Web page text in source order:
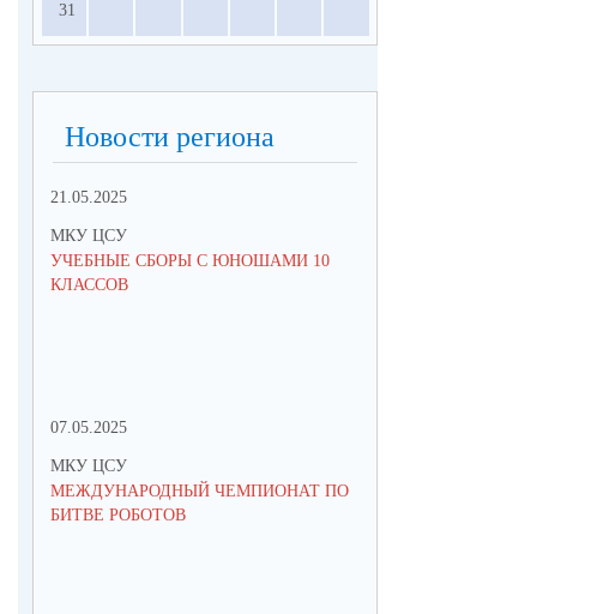
31
Новости региона
21.05.2025
МКУ ЦСУ
УЧЕБНЫЕ СБОРЫ С ЮНОШАМИ 10
КЛАССОВ
07.05.2025
МКУ ЦСУ
МЕЖДУНАРОДНЫЙ ЧЕМПИОНАТ ПО
БИТВЕ РОБОТОВ